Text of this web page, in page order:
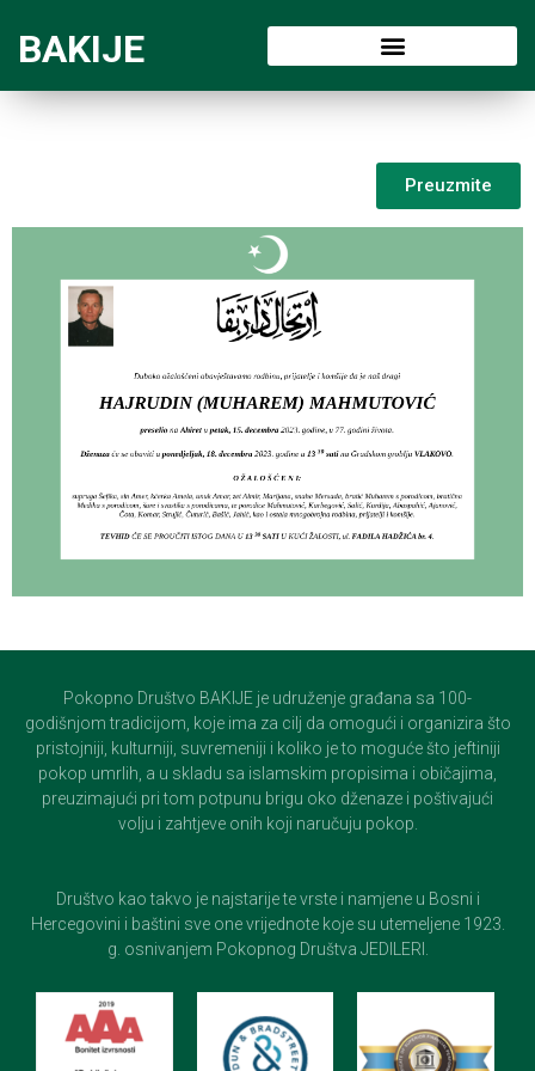
BAKIJE
Preuzmite
Pokopno Društvo BAKIJE je udruženje građana sa 100-
godišnjom tradicijom, koje ima za cilj da omogući i organizira što
pristojniji, kulturniji, suvremeniji i koliko je to moguće što jeftiniji
pokop umrlih, a u skladu sa islamskim propisima i običajima,
preuzimajući pri tom potpunu brigu oko dženaze i poštivajući
volju i zahtjeve onih koji naručuju pokop.
Društvo kao takvo je najstarije te vrste i namjene u Bosni i
Hercegovini i baštini sve one vrijednote koje su utemeljene 1923.
g. osnivanjem Pokopnog Društva JEDILERI.